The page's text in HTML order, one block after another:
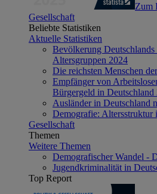
Zum
Gesellschaft
Beliebte Statistiken
Aktuelle Statistiken
Bevölkerung Deutschlands
Altersgruppen 2024
Die reichsten Menschen
Empfänger von
Bürgergeld in Deutschland
Ausländer in Deutschland
Demografie: Altersstruktur
Gesellschaft
Themen
Weitere Themen
Demografischer Wandel -
Jugendkriminalität in
Top Report